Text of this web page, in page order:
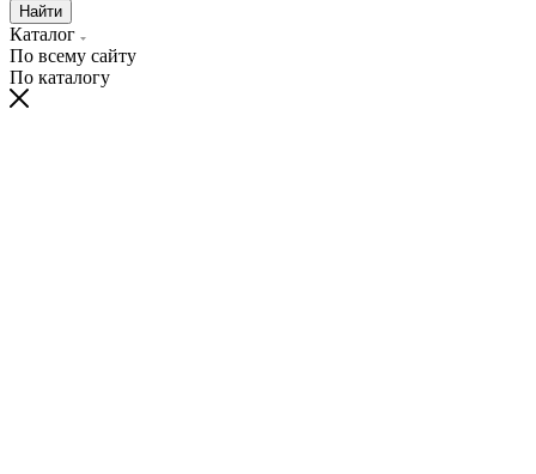
Найти
Каталог
По всему сайту
По каталогу